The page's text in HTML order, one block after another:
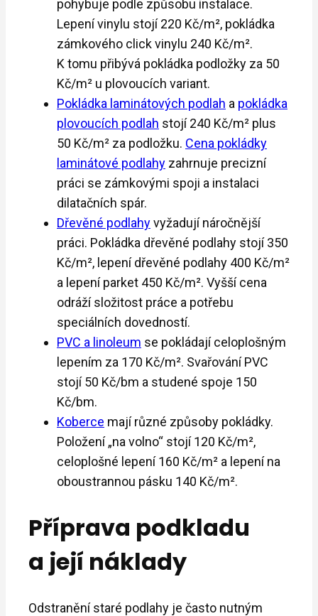
pohybuje podle způsobu instalace.
Lepení vinylu stojí 220 Kč/m², pokládka
zámkového click vinylu 240 Kč/m².
K tomu přibývá pokládka podložky za 50
Kč/m² u plovoucích variant.
Pokládka laminátových podlah a pokládka
plovoucích podlah stojí 240 Kč/m² plus
50 Kč/m² za podložku. Cena pokládky
laminátové podlahy zahrnuje precizní
práci se zámkovými spoji a instalaci
dilatačních spár.
Dřevěné podlahyvyžadují náročnější
práci. Pokládka dřevěné podlahy stojí 350
Kč/m², lepení dřevěné podlahy 400 Kč/m²
a lepení parket 450 Kč/m². Vyšší cena
odráží složitost práce a potřebu
speciálních dovedností.
PVC a linoleum se pokládají celoplošným
lepením za 170 Kč/m². Svařování PVC
stojí 50 Kč/bm a studené spoje 150
Kč/bm.
Koberce mají různé způsoby pokládky.
Položení „na volno“ stojí 120 Kč/m²,
celoplošné lepení 160 Kč/m² a lepení na
oboustrannou pásku 140 Kč/m².
Příprava podkladu
a její náklady
Odstranění staré podlahy je často nutným